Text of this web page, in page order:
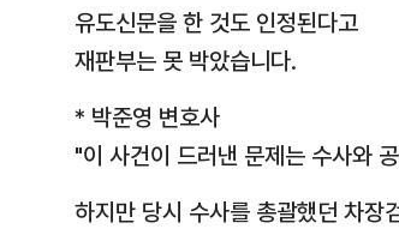
유도신문을 한 것도 인정된다고
재판부는 못 박았습니다.
* 박준영 변호사
"이 사건이 드러낸 문제는 수사와
하지만 당시 수사를 총괄했던 차장